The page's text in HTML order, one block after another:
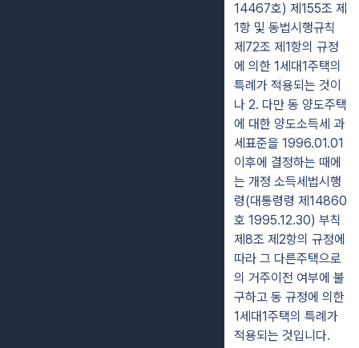
14467호) 제155조 제
1항 및 동법시행규칙
제72조 제1항의 규정
에 의한 1세대1주택의
특례가 적용되는 것이
나 2. 다만 동 양도주택
에 대한 양도소득세 과
세표준을 1996.01.01
이후에 결정하는 때에
는 개정 소득세법시행
령(대통령령 제14860
호 1995.12.30) 부칙
제8조 제2항의 규정에
따라 그 다른주택으로
의 거주이전 여부에 불
구하고 동 규정에 의한
1세대1주택의 특례가
적용되는 것입니다.